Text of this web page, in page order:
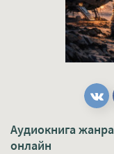
Аудиокнига жанра
онлайн